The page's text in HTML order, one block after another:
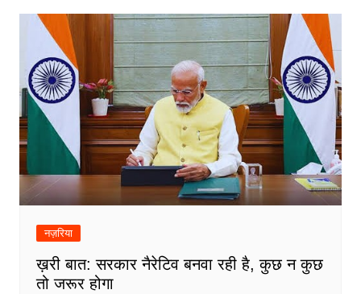
नज़रिया
ख़री बात: सरकार नैरेटिव बनवा रही है, कुछ न कुछ
तो जरूर होगा